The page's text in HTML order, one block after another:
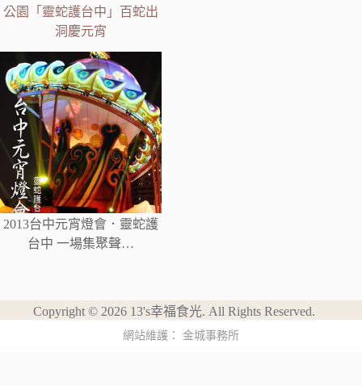
公園「靈蛇護台中」百蛇出
洞慶元宵
2013台中元宵燈會．靈蛇護
台中 一場集聚聲…
Copyright © 2026 13's幸福食光. All Rights Reserved.
網站維護： 金城事務所